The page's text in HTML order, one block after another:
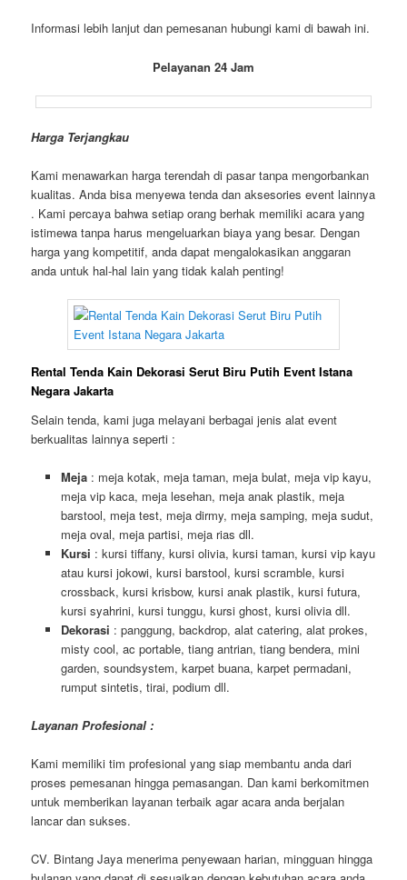
Informasi lebih lanjut dan pemesanan hubungi kami di bawah ini.
Pelayanan 24 Jam
Harga Terjangkau
Kami menawarkan harga terendah di pasar tanpa mengorbankan
kualitas. Anda bisa menyewa tenda dan aksesories event lainnya
. Kami percaya bahwa setiap orang berhak memiliki acara yang
istimewa tanpa harus mengeluarkan biaya yang besar. Dengan
harga yang kompetitif, anda dapat mengalokasikan anggaran
anda untuk hal-hal lain yang tidak kalah penting!
Rental Tenda Kain Dekorasi Serut Biru Putih Event Istana
Negara Jakarta
Selain tenda, kami juga melayani berbagai jenis alat event
berkualitas lainnya seperti :
Meja : meja kotak, meja taman, meja bulat, meja vip kayu,
meja vip kaca, meja lesehan, meja anak plastik, meja
barstool, meja test, meja dirmy, meja samping, meja sudut,
meja oval, meja partisi, meja rias dll.
Kursi : kursi tiffany, kursi olivia, kursi taman, kursi vip kayu
atau kursi jokowi, kursi barstool, kursi scramble, kursi
crossback, kursi krisbow, kursi anak plastik, kursi futura,
kursi syahrini, kursi tunggu, kursi ghost, kursi olivia dll.
Dekorasi : panggung, backdrop, alat catering, alat prokes,
misty cool, ac portable, tiang antrian, tiang bendera, mini
garden, soundsystem, karpet buana, karpet permadani,
rumput sintetis, tirai, podium dll.
Layanan Profesional :
Kami memiliki tim profesional yang siap membantu anda dari
proses pemesanan hingga pemasangan. Dan kami berkomitmen
untuk memberikan layanan terbaik agar acara anda berjalan
lancar dan sukses.
CV. Bintang Jaya menerima penyewaan harian, mingguan hingga